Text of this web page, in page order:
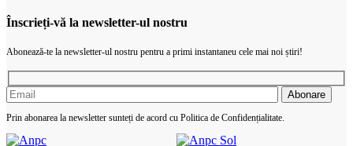
Înscrieți-vă la newsletter-ul nostru
Abonează-te la newsletter-ul nostru pentru a primi instantaneu cele mai noi știri!
Prin abonarea la newsletter sunteți de acord cu Politica de Confidențialitate.